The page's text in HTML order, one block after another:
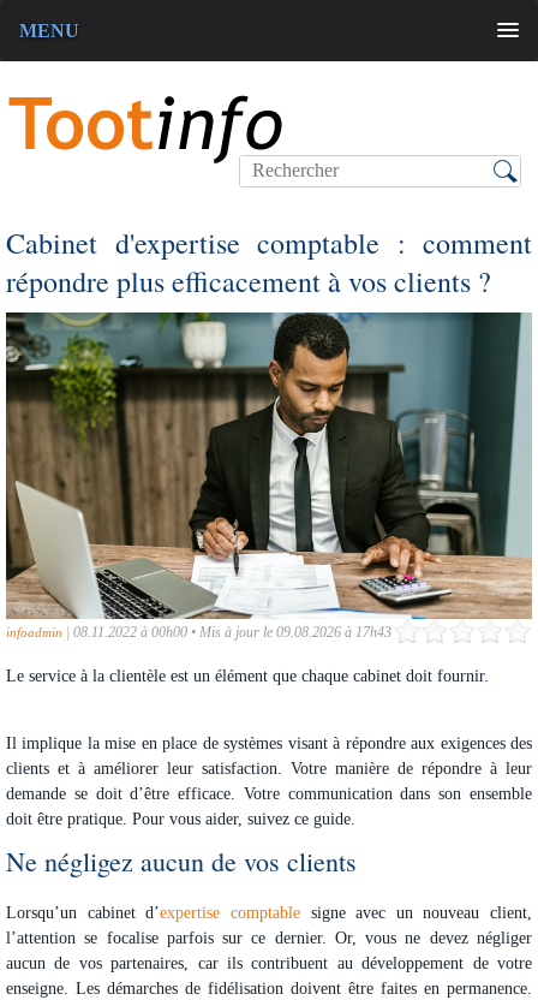
MENU
Cabinet d'expertise comptable : comment
répondre plus efficacement à vos clients ?
infoadmin 08.11.2022 à 00h00 • Mis à jour le 09.08.2026 à 17h43
Le service à la clientèle est un élément que chaque cabinet doit fournir.
Il implique la mise en place de systèmes visant à répondre aux exigences des
clients et à améliorer leur satisfaction. Votre manière de répondre à leur
demande se doit d’être efficace. Votre communication dans son ensemble
doit être pratique. Pour vous aider, suivez ce guide.
Ne négligez aucun de vos clients
Lorsqu’un cabinet d’expertise comptablesigne avec un nouveau client,
l’attention se focalise parfois sur ce dernier. Or, vous ne devez négliger
aucun de vos partenaires, car ils contribuent au développement de votre
enseigne. Les démarches de fidélisation doivent être faites en permanence.